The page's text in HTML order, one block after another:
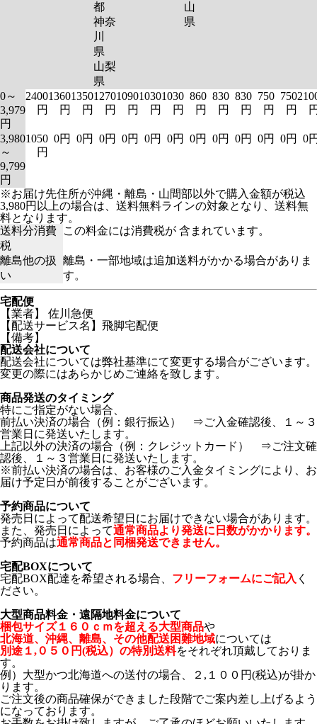
都
神奈
川
県
山梨
県
山
県
0～
3,979
円
2400
円
1360
円
1350
円
1270
円
1090
円
1030
円
1030
円
860
円
830
円
830
円
750
円
750
円
3,980
～
9,799
円
1050
円
0円 0円 0円 0円 0円 0円 0円 0円 0円 0円 0円 0
※お届け先住所が沖縄・離島・山間部以外で購入金額が税込
3,980円以上の場合は、送料無料ラインの対象となり、送料無
料となります。
送料分消費
税
この料金には消費税が 含まれています。
離島他の扱
い
離島・一部地域は追加送料がかかる場合がありま
す。
宅配便
【業者】 佐川急便
【配送サービス名】飛脚宅配便
【備考】
配送会社について
配送会社については弊社基準にて変更する場合がございます。
変更の際にはあらかじめご連絡を致します。
商品発送のタイミング
特にご指定がない場合、
前払い決済の場合（例：銀行振込） ⇒ご入金確認後、１～３
営業日に発送いたします。
上記以外の決済の場合（例：クレジットカード） ⇒ご注文確
認後、１～３営業日に発送いたします。
※前払い決済の場合は、お客様のご入金タイミングにより、お
届け予定日が前後することがございます。
予約商品について
発売日によって配送希望日にお届けできない場合があります。
また、発売日によって通常商品より発送に日数がかかります。
予約商品は通常商品と同梱発送できません。
宅配BOXについて
宅配BOX配達を希望される場合、 フリーフォームにご記入 く
ださい。
大型商品料金・遠隔地料金について
梱包サイズ１６０ｃｍを超える大型商品や
北海道、沖縄、離島、その他配送困難地域については
別途１,０５０円(税込）の特別送料をそれぞれ頂戴しておりま
す。
例）大型かつ北海道への送付の場合、２,１００円(税込)が掛か
ります。
ご注文後の商品確保ができました段階でご案内差し上げるよう
になっております。